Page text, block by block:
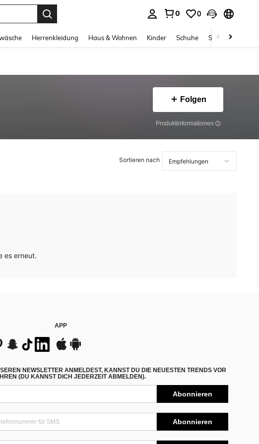
0 0
Herrenkleidung Haus & Wohnen Kinder Schuhe Schmuck &
Folgen
Produktinformationen
Sortieren nach
es erneut.
APP
NEWSLETTER ANMELDEST, KANNST DU DIE NEUESTEN TRENDS VOR
(DU KANNST DICH JEDERZEIT ABMELDEN).
Abonnieren
Abonnieren